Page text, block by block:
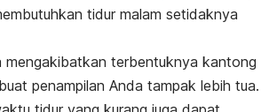
tidur malam setidaknya
mengakibatkan terbentuknya kantong
penampilan Anda tampak lebih tua.